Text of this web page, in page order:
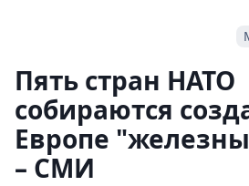
Пять стран НАТО
собираются
Европе
– СМИ